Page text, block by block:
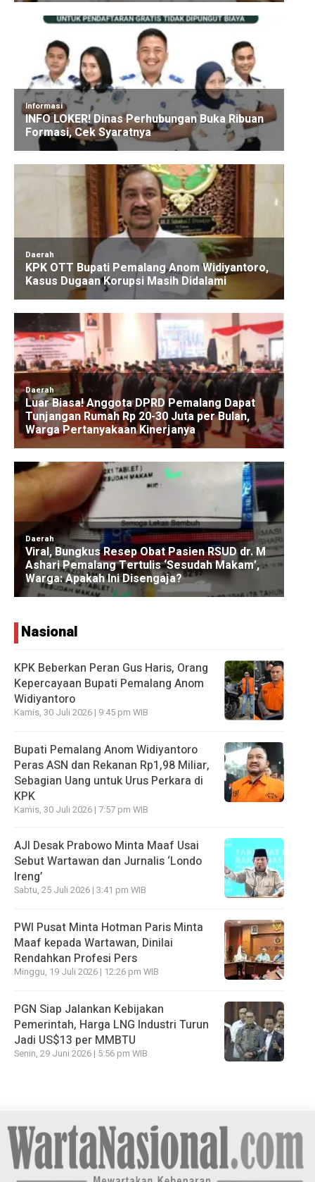
Nasional
KPK Beberkan Peran Gus Haris, Orang
Kepercayaan Bupati Pemalang Anom
Widiyantoro
Kamis, 30 Juli 2026 | 9:45 pm WIB
Bupati Pemalang Anom Widiyantoro
Peras ASN dan Rekanan Rp1,98 Miliar,
Sebagian Uang untuk Urus Perkara di
KPK
Kamis, 30 Juli 2026 | 7:57 pm WIB
AJI Desak Prabowo Minta Maaf Usai
Sebut Wartawan dan Jurnalis ‘Londo
Ireng’
Sabtu, 25 Juli 2026 | 3:41 pm WIB
PWI Pusat Minta Hotman Paris Minta
Maaf kepada Wartawan, Dinilai
Rendahkan Profesi Pers
Minggu, 19 Juli 2026 | 12:26 pm WIB
PGN Siap Jalankan Kebijakan
Pemerintah, Harga LNG Industri Turun
Jadi US$13 per MMBTU
Senin, 29 Juni 2026 | 5:56 pm WIB